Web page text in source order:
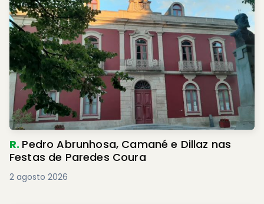
R. Pedro Abrunhosa, Camané e Dillaz nas
Festas de Paredes Coura
2 agosto 2026